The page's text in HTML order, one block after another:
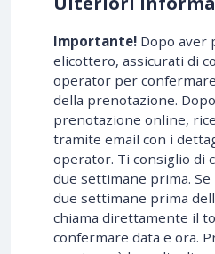
Importante! Dopo aver
elicottero, assicurati di
operator per
della prenotazione.
prenotazione online,
tramite email con i
operator. Ti consiglio di
due settimane prima.
due settimane prima
chiama direttamente il
confermare data e ora.